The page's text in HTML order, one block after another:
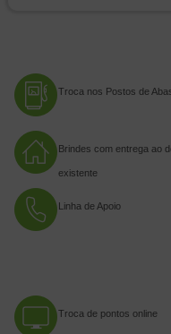
Troca nos Postos de
Brindes com entrega ao
existente
Linha de Apoio
Troca de pontos online